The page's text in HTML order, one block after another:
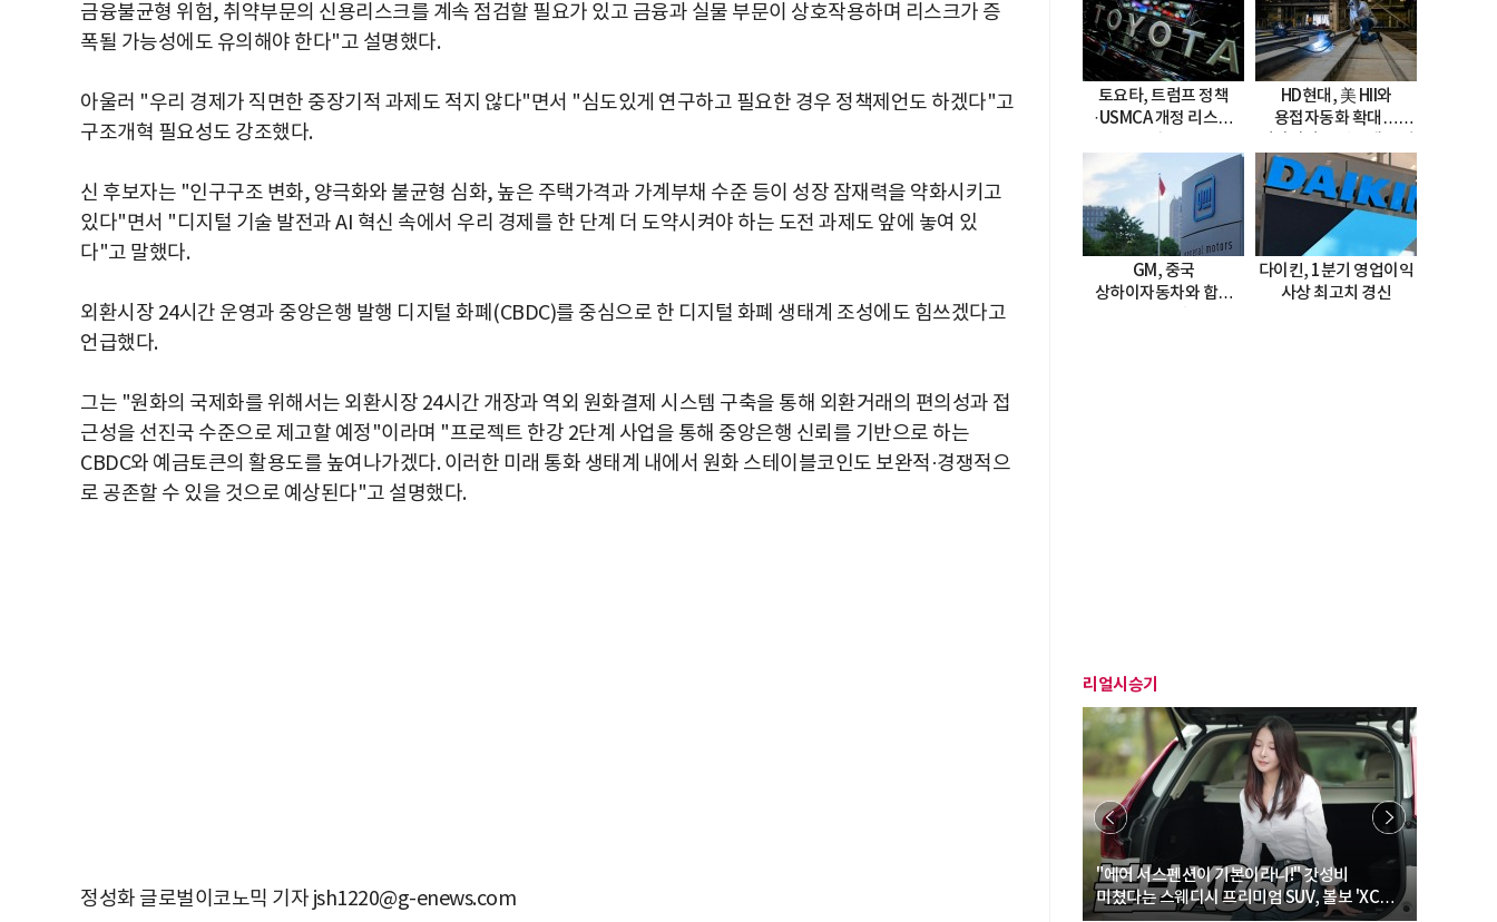
금융불균형 위험, 취약부문의 신용리스크를 계속 점검할 필요가 있고 금융과 실물 부문이 상호작용하며 리스크가 증
폭될 가능성에도 유의해야 한다"고 설명했다.
아울러 "우리 경제가 직면한 중장기적 과제도 적지 않다"면서 "심도있게 연구하고 필요한 경우 정책제언도 하겠다"고
구조개혁 필요성도 강조했다.
신 후보자는 "인구구조 변화, 양극화와 불균형 심화, 높은 주택가격과 가계부채 수준 등이 성장 잠재력을 약화시키고
있다"면서 "디지털 기술 발전과 AI 혁신 속에서 우리 경제를 한 단계 더 도약시켜야 하는 도전 과제도 앞에 놓여 있
다"고 말했다.
외환시장 24시간 운영과 중앙은행 발행 디지털 화폐(CBDC)를 중심으로 한 디지털 화폐 생태계 조성에도 힘쓰겠다고
언급했다.
그는 "원화의 국제화를 위해서는 외환시장 24시간 개장과 역외 원화결제 시스템 구축을 통해 외환거래의 편의성과 접
근성을 선진국 수준으로 제고할 예정"이라며 "프로젝트 한강 2단계 사업을 통해 중앙은행 신뢰를 기반으로 하는
CBDC와 예금토큰의 활용도를 높여나가겠다. 이러한 미래 통화 생태계 내에서 원화 스테이블코인도 보완적·경쟁적으
로 공존할 수 있을 것으로 예상된다"고 설명했다.
정성화 글로벌이코노믹 기자 jsh1220@g-enews.com
토요타, 트럼프 정책
·USMCA 개정 리스크
HD현대, 美 HII와
용접자동화 확대…
도입
GM, 중국
상하이자동차와 합작
다이킨, 1분기 영업이익
사상 최고치 경신
리얼시승기
"에어 서스펜션이 기본이라니!" 갓성비
미쳤다는 스웨디시 프리미엄 SUV, 볼보 'XC60